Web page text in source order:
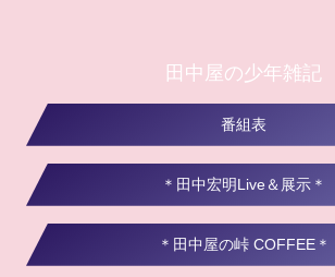
田中屋の少年雑記
番組表
＊田中宏明Live＆展示＊
＊田中屋の峠 COFFEE＊